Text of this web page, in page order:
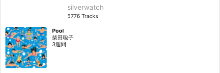
silverwatch
5776 Tracks
Pool
柴田聡子
3週間